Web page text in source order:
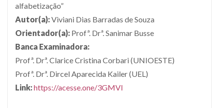
alfabetização”
Autor(a):Viviani Dias Barradas de Souza
Orientador(a): Profª. Drª. Sanimar Busse
Banca Examinadora:
Profª. Drª. Clarice Cristina Corbari (UNIOESTE)
Profª. Drª. Dircel Aparecida Kailer (UEL)
Link:https://acesse.one/3GMVl